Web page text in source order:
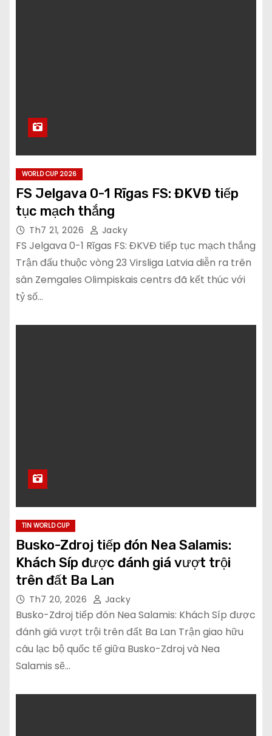
WORLD CUP 2026
FS Jelgava 0-1 Rīgas FS: ĐKVĐ tiếp
tục mạch thắng
Th7 21, 2026 Jacky
FS Jelgava 0-1 Rīgas FS: ĐKVĐ tiếp tục mạch thắng
Trận đấu thuộc vòng 23 Virsliga Latvia diễn ra trên
sân Zemgales Olimpiskais centrs đã kết thúc với
tỷ số…
TIN WORLD CUP
Busko-Zdroj tiếp đón Nea Salamis:
Khách Síp được đánh giá vượt trội
trên đất Ba Lan
Th7 20, 2026 Jacky
Busko-Zdroj tiếp đón Nea Salamis: Khách Síp được
đánh giá vượt trội trên đất Ba Lan Trận giao hữu
câu lạc bộ quốc tế giữa Busko-Zdroj và Nea
Salamis sẽ…